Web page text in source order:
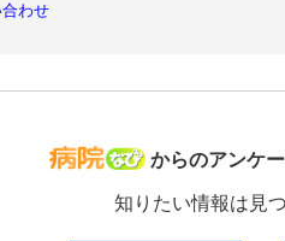
わせ
病院なび
からのアンケ
知りたい情報は見